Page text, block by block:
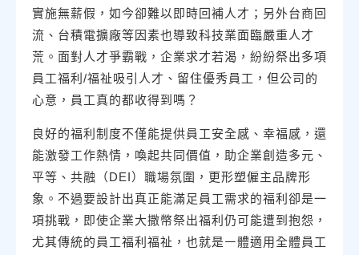
實施無薪假，如今卻難以即時回補人才；另外台商回
流、台積電擴廠等因素也導致科技業面臨嚴重人才
荒。面對人才爭霸戰，企業求才若渴，紛紛祭出多項
員工福利/福祉吸引人才、留住優秀員工，但公司的
心意，員工真的都收得到嗎？
良好的福利制度不僅能提供員工安全感、幸福感，還
能激發工作熱情，喚起共同價值，助企業創造多元、
平等、共融（DEI）職場氛圍，更形塑僱主品牌形
象。不過要設計出真正能滿足員工需求的福利卻是一
項挑戰，即使企業大撒幣祭出福利仍可能遭到抱怨，
尤其傳統的員工福利福祉，也就是㇐體適用全體員工